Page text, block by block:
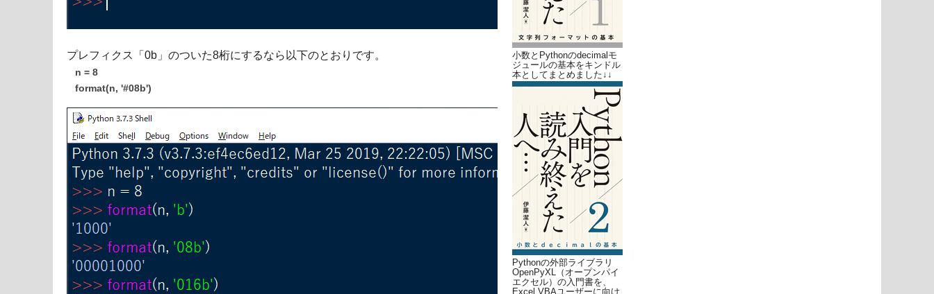
プレフィクス「0b」のついた8桁にするなら以下のとおりです。
n = 8
format(n, '#08b')
小数とPythonのdecimalモ
ジュールの基本をキンドル
本としてまとめました↓↓
Pythonの外部ライブラリ
OpenPyXL（オープンパイ
エクセル）の入門書を、
Excel VBAユーザーに向け